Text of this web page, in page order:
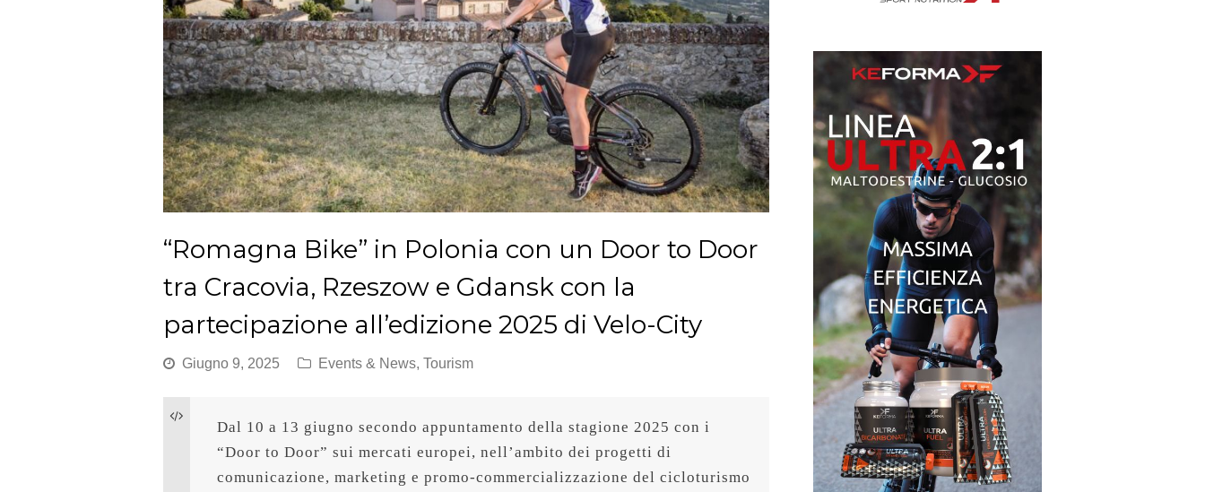
“Romagna Bike” in Polonia con un Door to Door
tra Cracovia, Rzeszow e Gdansk con la
partecipazione all’edizione 2025 di Velo-City
Giugno 9, 2025 Events & News, Tourism
Dal 10 a 13 giugno secondo appuntamento della stagione 2025 con i
“Door to Door” sui mercati europei, nell’ambito dei progetti di
comunicazione, marketing e promo-commercializzazione del cicloturismo